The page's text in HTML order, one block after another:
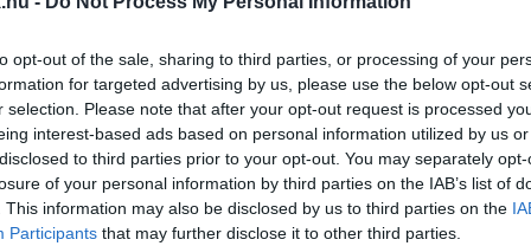
opt-out of the sale, sharing to third parties, or processing of your
for targeted advertising by us, please use the below opt-out
selection. Please note that after your opt-out request is processed
interest-based ads based on personal information utilized by us
to third parties prior to your opt-out. You may separately
of your personal information by third parties on the IAB’s list of
This information may also be disclosed by us to third parties on the
Participants that may further disclose it to other third parties.
INDULOK EL A POLGÁRMESTERSÉGÉRT
a volt győri polgármester.
VOLNA A BORKAI-VIDEÓVAL